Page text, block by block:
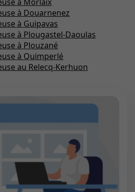
à Douarnenez
à Guipavas
à Plougastel-Daoulas
à Plouzané
à Quimperlé
au Relecq-Kerhuon